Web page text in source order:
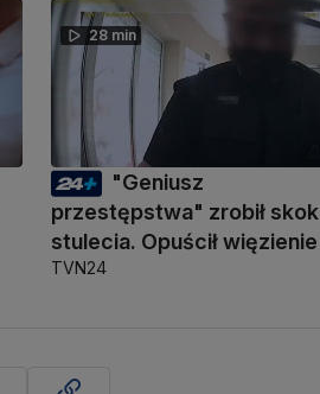
28 min
"Geniusz
przestępstwa" zrobił skok
stulecia. Opuścił więzienie
TVN24